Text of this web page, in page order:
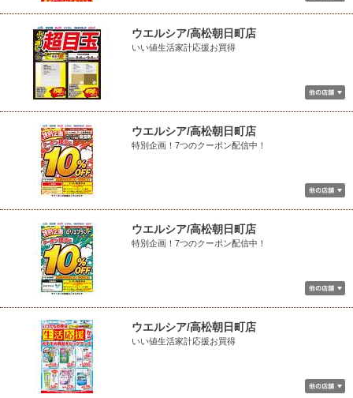
ウエルシア/高松朝日町店
いい値生活家計応援お買得
ウエルシア/高松朝日町店
特別企画！7つのクーポン配信中！
ウエルシア/高松朝日町店
特別企画！7つのクーポン配信中！
ウエルシア/高松朝日町店
いい値生活家計応援お買得